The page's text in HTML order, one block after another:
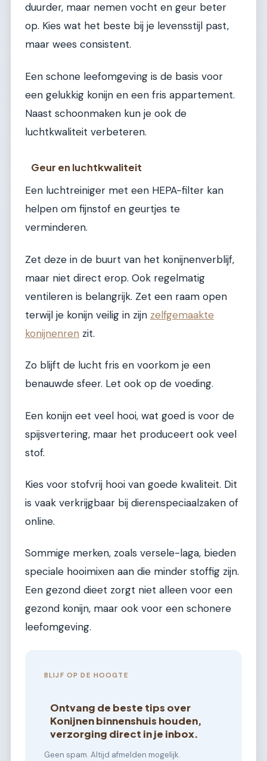
duurder, maar nemen vocht en geur beter
op. Kies wat het beste bij je levensstijl past,
maar wees consistent.
Een schone leefomgeving is de basis voor
een gelukkig konijn en een fris appartement.
Naast schoonmaken kun je ook de
luchtkwaliteit verbeteren.
Geur en luchtkwaliteit
Een luchtreiniger met een HEPA-filter kan
helpen om fijnstof en geurtjes te
verminderen.
Zet deze in de buurt van het konijnenverblijf,
maar niet direct erop. Ook regelmatig
ventileren is belangrijk. Zet een raam open
terwijl je konijn veilig in zijn zelfgemaakte
konijnenren zit.
Zo blijft de lucht fris en voorkom je een
benauwde sfeer. Let ook op de voeding.
Een konijn eet veel hooi, wat goed is voor de
spijsvertering, maar het produceert ook veel
stof.
Kies voor stofvrij hooi van goede kwaliteit. Dit
is vaak verkrijgbaar bij dierenspeciaalzaken of
online.
Sommige merken, zoals versele-laga, bieden
speciale hooimixen aan die minder stoffig zijn.
Een gezond dieet zorgt niet alleen voor een
gezond konijn, maar ook voor een schonere
leefomgeving.
BLIJF OP DE HOOGTE
Ontvang de beste tips over
Konijnen binnenshuis houden,
verzorging direct in je inbox.
Geen spam. Altijd afmelden mogelijk.